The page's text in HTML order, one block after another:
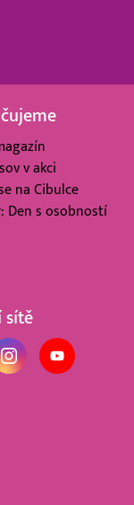
v akci
na Cibulce
Den s osobností
sítě